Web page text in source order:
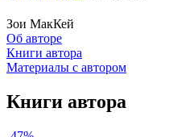
Зои МакКей
Об авторе
Книги автора
Материалы с автором
Книги автора